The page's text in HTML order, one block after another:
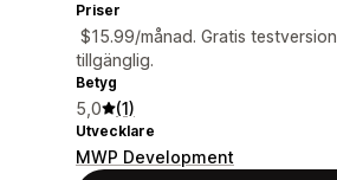
Priser
$15.99/månad. Gratis testversion
tillgänglig.
Betyg
5,0 (1)
Utvecklare
MWP Development